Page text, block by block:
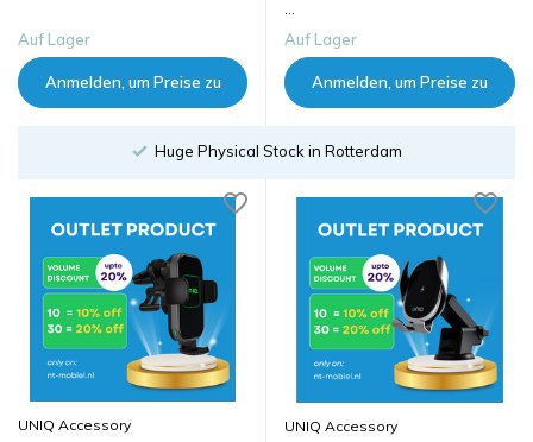
Auf Lager
Anmelden, um Preise zu
Auf Lager
Anmelden, um Preise zu
Order until 18:00
UNIQ Accessory UNIQ Accessory